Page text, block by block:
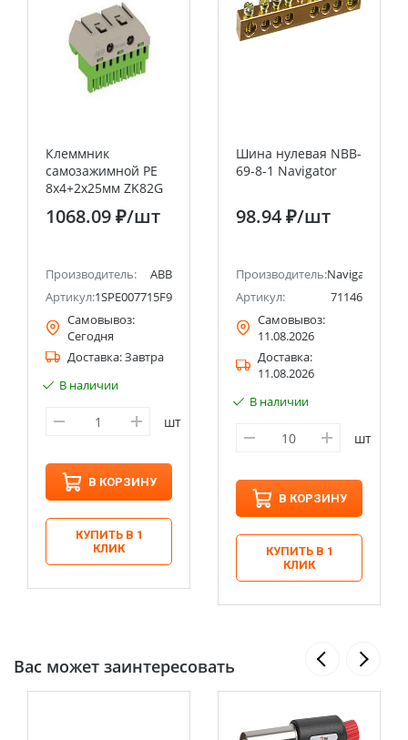
Клеммник
самозажимной PE
8х4+2х25мм ZK82G
1 3.30 16.5 ABB
1068.09 ₽/шт
Производитель:
ABB
Артикул:1SPE007715F9713
Самовывоз:
Сегодня
Доставка:Завтра
В наличии
шт
В КОРЗИНУ
КУПИТЬ В 1
КЛИК
Шина нулевая NBB-
69-8-1 Navigator
98.94 ₽/шт
Производитель:Navigator
Артикул:
71146
Самовывоз:
11.08.2026
Доставка:
11.08.2026
В наличии
шт
В КОРЗИНУ
КУПИТЬ В 1
КЛИК
Вас может заинтересовать